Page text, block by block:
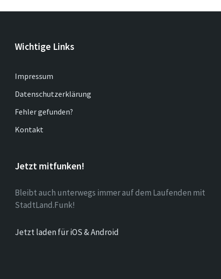
Wichtige Links
Impressum
Datenschutzerklärung
Fehler gefunden?
Kontakt
Jetzt mitfunken!
Bleibt auch unterwegs immer auf dem Laufenden mit
StadtLand.Funk!
Jetzt laden für iOS & Android